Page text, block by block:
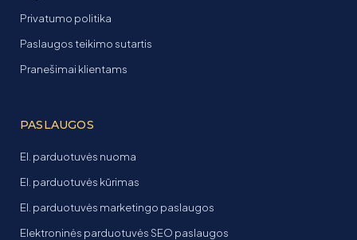
Privatumo politika
Paslaugos teikimo sutartis
Pranešimai klientams
PASLAUGOS
El. parduotuvės nuoma
El. parduotuvės kūrimas
El. parduotuvės marketingo paslaugos
Elektroninės parduotuvės SEO paslaugos